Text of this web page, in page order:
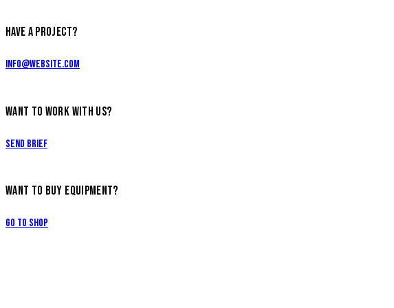
HAVE A PROJECT?
info@website.com
WANT TO WORK WITH US?
Send Brief
WANT TO BUY EQUIPMENT?
Go to Shop